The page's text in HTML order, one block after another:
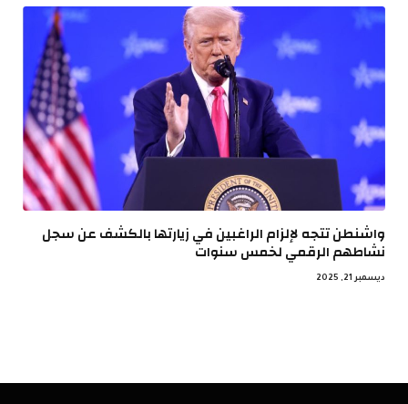
واشنطن تتجه لإلزام الراغبين في زيارتها بالكشف عن سجل
نشاطهم الرقمي لخمس سنوات
ديسمبر 21, 2025